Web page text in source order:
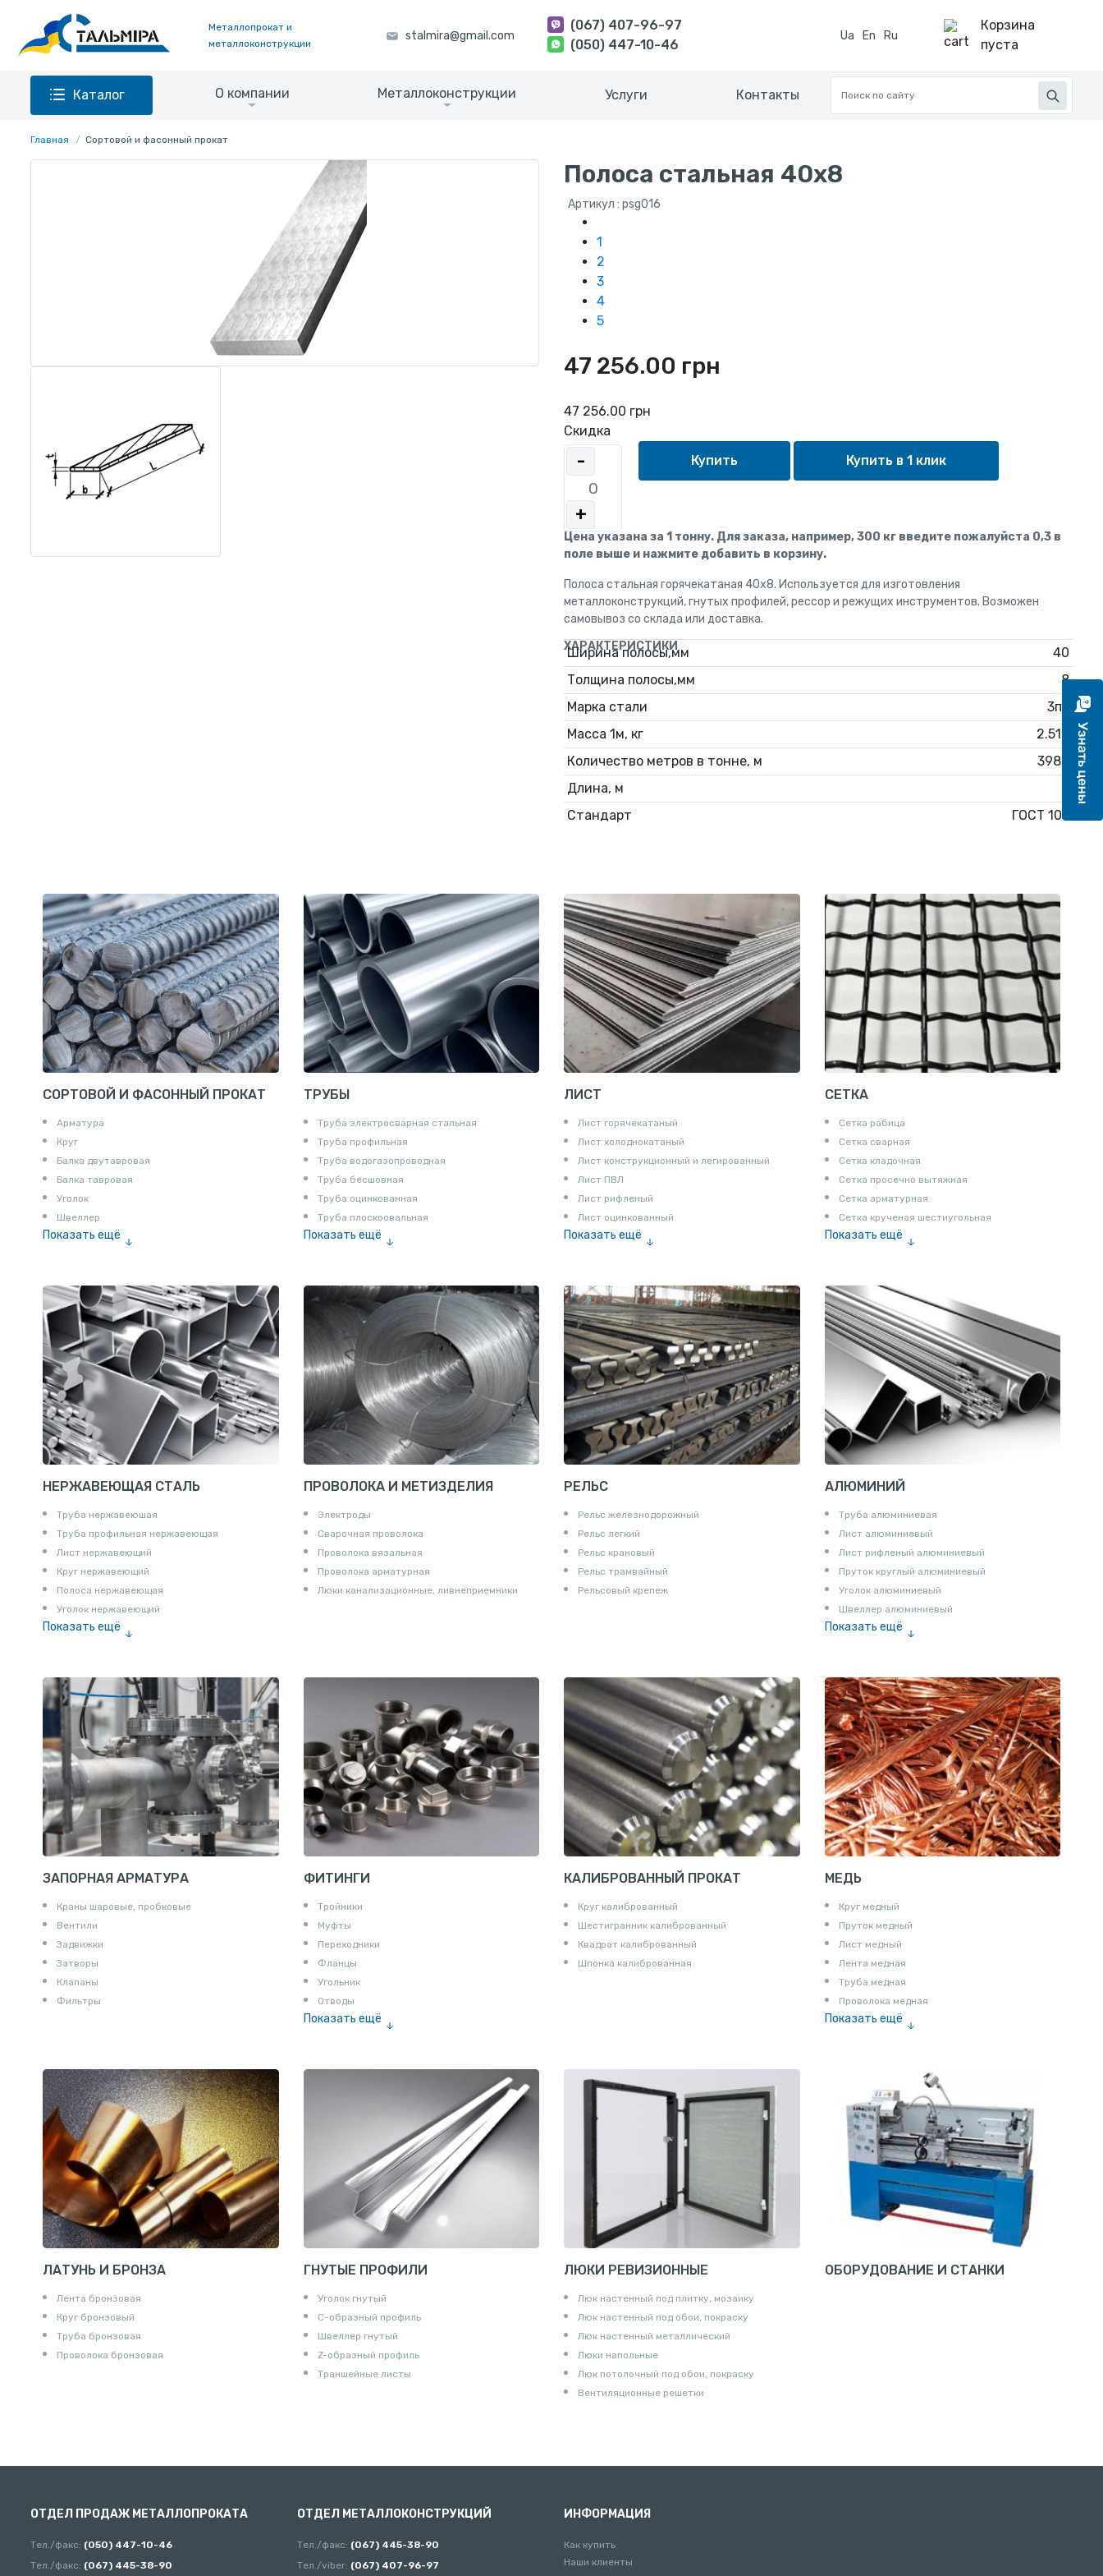
Металлопрокат и
металлоконструкции
(067) 407-96-97
(050) 447-10-46
Ua En Ru
Корзина
пуста
Каталог О компании Металлоконструкции Услуги Контакты
Главная Сортовой и фасонный прокат
Полоса стальная 40x8
Артикул : psg016
1
2
3
4
5
47 256.00 грн
47 256.00 грн
Скидка
-
+
Купить в 1 клик
Цена указана за 1 тонну. Для заказа, например, 300 кг введите пожалуйста 0,3 в
поле выше и нажмите добавить в корзину.
Полоса стальная горячекатаная 40x8. Используется для изготовления
металлоконструкций, гнутых профилей, рессор и режущих инструментов. Возможен
самовывоз со склада или доставка.
ХАРАКТЕРИСТИКИ
Ширина полосы,мм
40
Толщина полосы,мм
8
Марка стали
3пс
Масса 1м, кг
2.512
Количество метров в тонне, м
398.1
Длина, м
Стандарт
ГОСТ 103
СОРТОВОЙ И ФАСОННЫЙ ПРОКАТ
Арматура
Круг
Балка двутавровая
Балка тавровая
Уголок
Швеллер
Показать ещё
Катанка
Шестигранник
Полособульб
Полукруг
Шпунт Ларсена
ТРУБЫ
Труба электросварная стальная
Труба профильная
Труба водогазопроводная
Труба бесшовная
Труба оцинкованная
Труба плоскоовальная
Показать ещё
ЛИСТ
Лист горячекатаный
Лист холоднокатаный
Лист конструкционный и легированный
Лист ПВЛ
Лист рифленый
Лист оцинкованный
Показать ещё
СЕТКА
Сетка рабица
Сетка сварная
Сетка кладочная
Сетка просечно вытяжная
Сетка арматурная
Сетка крученая шестиугольная
Показать ещё
НЕРЖАВЕЮЩАЯ СТАЛЬ
Труба нержавеюшая
Труба профильная нержавеющая
Лист нержавеющий
Круг нержавеющий
Полоса нержавеющая
Уголок нержавеющий
Показать ещё
ПРОВОЛОКА И МЕТИЗДЕЛИЯ
Электроды
Сварочная проволока
Проволока вязальная
Проволока арматурная
Люки канализационные, ливнеприемники
РЕЛЬС
Рельс железнодорожный
Рельс легкий
Рельс крановый
Рельс трамвайный
Рельсовый крепеж
АЛЮМИНИЙ
Труба алюминиевая
Лист алюминиевый
Лист рифленый алюминиевый
Пруток круглый алюминиевый
Уголок алюминиевый
Швеллер алюминиевый
Показать ещё
Шина электротехническая
Алюминиевая плита
Z профиль алюминиевый
Т профиль алюминиевый
Пруток квадратный алюминиевый
Полоса алюминиевая
Пруток шестигранный алюминиевый
ЗАПОРНАЯ АРМАТУРА
Краны шаровые, пробковые
Вентили
Задвижки
Затворы
Клапаны
Фильтры
ФИТИНГИ
Тройники
Муфты
Переходники
Фланцы
Угольник
Отводы
Показать ещё
Удлинители для труб
Крестовины
Контргайки
КАЛИБРОВАННЫЙ ПРОКАТ
Круг калиброванный
Шестигранник калиброванный
Квадрат калиброванный
Шпонка калиброванная
МЕДЬ
Круг медный
Пруток медный
Лист медный
Лента медная
Труба медная
Проволока медная
Показать ещё
ЛАТУНЬ И БРОНЗА
Лента бронзовая
Круг бронзовый
Труба бронзовая
Проволока бронзовая
ГНУТЫЕ ПРОФИЛИ
Уголок гнутый
С-образный профиль
Швеллер гнутый
Z-образный профиль
Траншейные листы
ЛЮКИ РЕВИЗИОННЫЕ
Люк настенный под плитку, мозаику
Люк настенный под обои, покраску
Люк настенный металлический
Люки напольные
Люк потолочный под обои, покраску
Вентиляционные решетки
ОБОРУДОВАНИЕ И СТАНКИ
ОТДЕЛ ПРОДАЖ МЕТАЛЛОПРОКАТА
Тел./факс: (050) 447-10-46
Тел./факс: (067) 445-38-90
ОТДЕЛ МЕТАЛЛОКОНСТРУКЦИЙ
Тел./факс: (067) 445-38-90
Тел./viber: (067) 407-96-97
ИНФОРМАЦИЯ
Как купить
Наши клиенты